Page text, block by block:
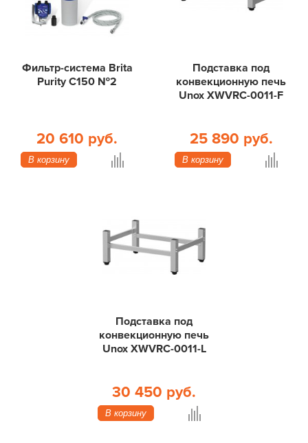
Фильтр-система Brita
Purity C150 №2
20 610 руб.
В корзину
Подставка под
конвекционную печь
Unox XWVRC-0011-F
25 890 руб.
В корзину
Подставка под
конвекционную печь
Unox XWVRC-0011-L
30 450 руб.
В корзину